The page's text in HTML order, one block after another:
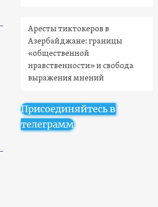
Аресты тиктокеров в
Азербайджане: границы
«общественной
нравственности» и свобода
выражения мнений
Присоединяйтесь в
телеграмм